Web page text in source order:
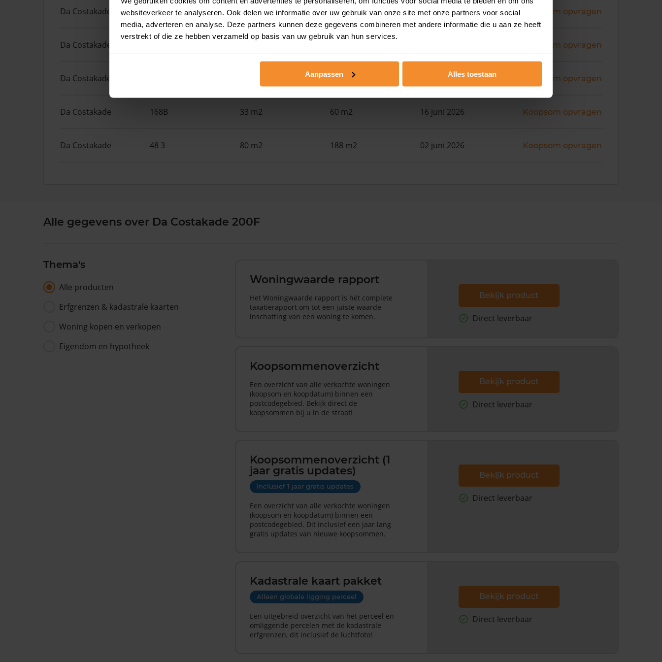
websiteverkeer te analyseren. Ook delen we informatie over uw gebruik van onze site met onze partners voor social
media, adverteren en analyse. Deze partners kunnen deze gegevens combineren met andere informatie die u aan ze heeft
verstrekt of die ze hebben verzameld op basis van uw gebruik van hun services.
Aanpassen Alles toestaan
Da Costakade 204 24 m2 28 m2 30 juni 2026 Koopsom opvragen
Da Costakade Koopsom opvragen
Da Costakade 186 m2 17 juni 2026 Koopsom opvragen
Da Costakade 168B 33 m2 60 m2 16 juni 2026 Koopsom opvragen
Da Costakade 48 3 80 m2 188 m2 02 juni 2026 Koopsom opvragen
Alle gegevens over Da Costakade 200F
Thema's
Alle producten
Erfgrenzen & kadastrale kaarten
Woning kopen en verkopen
Eigendom en hypotheek
Woningwaarde rapport
Het Woningwaarde rapport is hét complete
taxatierapport om tot een juiste waarde
inschatting van een woning te komen.
Bekijk product
Direct leverbaar
Koopsommenoverzicht
Een overzicht van alle verkochte woningen
(koopsom en koopdatum) binnen een
postcodegebied. Bekijk direct de
koopsommen bij u in de straat!
Bekijk product
Direct leverbaar
Koopsommenoverzicht (1
jaar gratis updates)
Inclusief 1 jaar gratis updates
Een overzicht van alle verkochte woningen
(koopsom en koopdatum) binnen een
postcodegebied. Dit inclusief een jaar lang
gratis updates van nieuwe koopsommen.
Bekijk product
Direct leverbaar
Kadastrale kaart pakket
Alleen globale ligging perceel
Een uitgebreid overzicht van het perceel en
omliggende percelen met de kadastrale
erfgrenzen, dit inclusief de luchtfoto!
Bekijk product
Direct leverbaar